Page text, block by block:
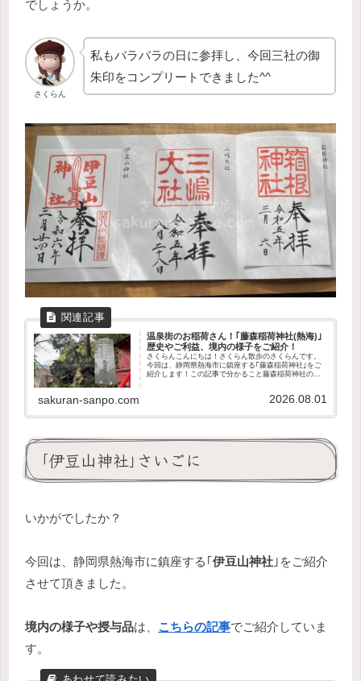
でしょうか。
さくらん
私もバラバラの日に参拝し、今回三社の御
朱印をコンプリートできました^^
温泉街のお稲荷さん！｢藤森稲荷神社(熱海)｣
歴史やご利益、境内の様子をご紹介！
さくらんこんにちは！さくらん散歩のさくらんです。
今回は、静岡県熱海市に鎮座する｢藤森稲荷神社｣をご
紹介します！この記事で分かること藤森稲荷神社の歴
sakuran-sanpo.com 2026.08.01
｢伊豆山神社｣さいごに
いかがでしたか？
今回は、静岡県熱海市に鎮座する｢伊豆山神社 ｣をご紹介
させて頂きました。
境内の様子や授与品は、 こちらの記事でご紹介していま
す。